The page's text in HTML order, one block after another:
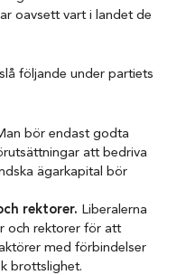
oavsett vart i landet de
följande under partiets
bör endast godta
att bedriva
ägarkapital bör
rektorer. Liberalerna
och rektorer för att
med förbindelser
brottslighet.